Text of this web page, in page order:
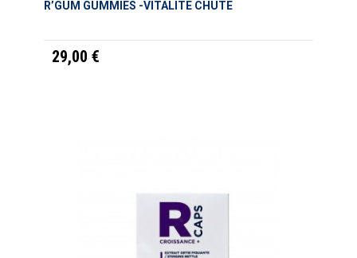
R’GUM GUMMIES -VITALITE CHUTE
29,00 €